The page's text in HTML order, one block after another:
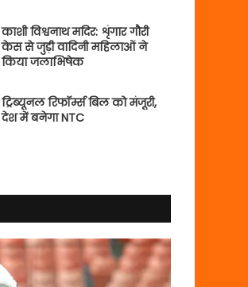
काशी विश्वनाथ मदिर: शृंगार गौरी
केस से जुड़ी वादिनी महिलाओं ने
किया जलाभिषेक
ट्रिब्यूनल रिफॉर्म्स बिल को मंजूरी,
देश में बनेगा NTC